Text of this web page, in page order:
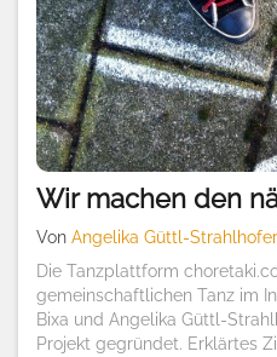
Wir machen den
Von Angelika Güttl-Strahlhofer
Die Tanzplattform
gemeinschaftlichen Tanz im
Bixa und Angelika Güttl-
Projekt gegründet. Erklärtes